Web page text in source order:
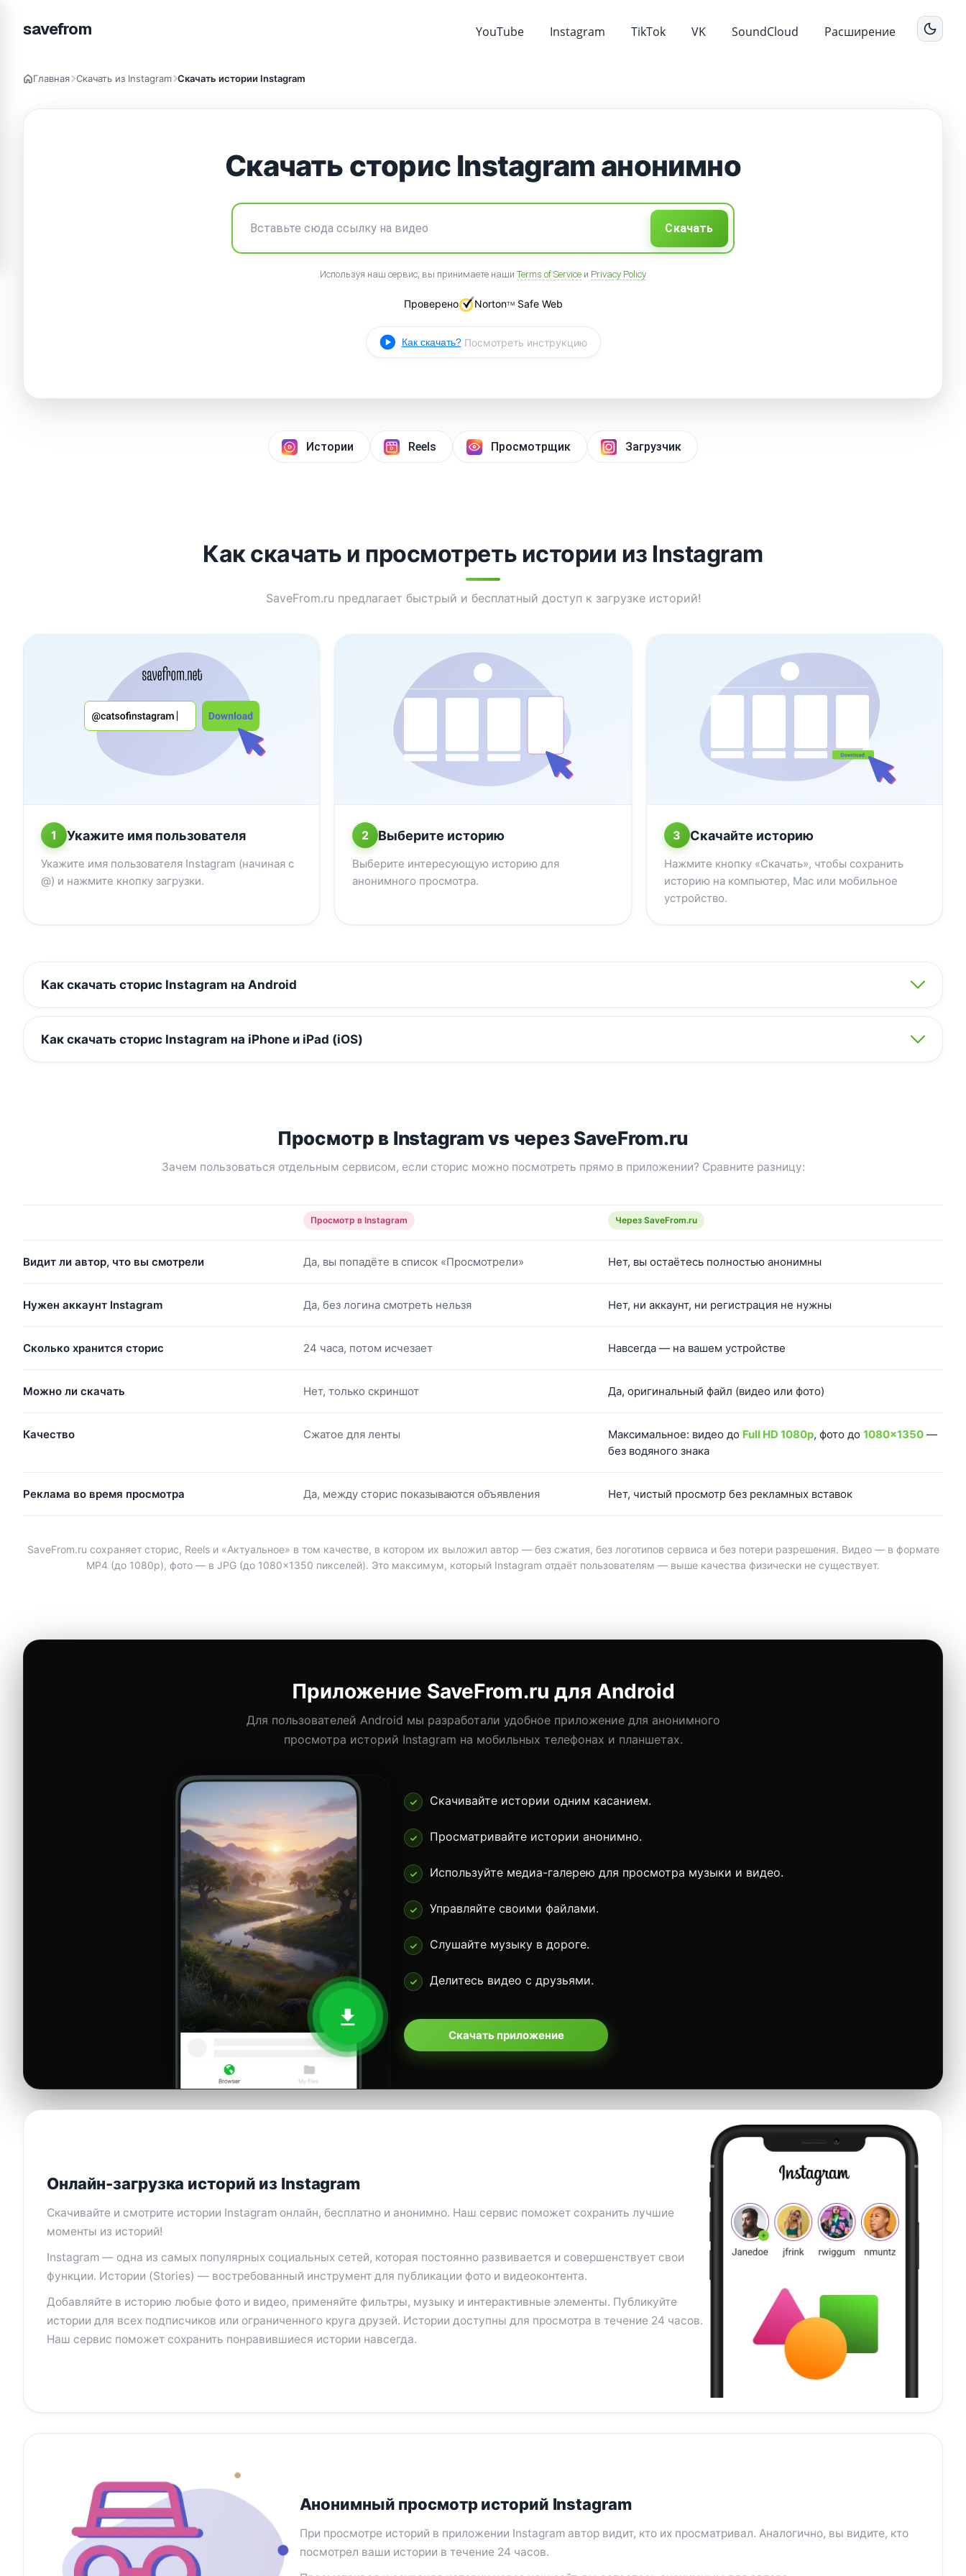
savefrom YouTube Instagram TikTok VK SoundCloud Расширение
Главная Скачать из Instagram Скачать истории Instagram
Скачать сторис Instagram анонимно
Скачать
Используя наш сервис, вы принимаете наши Terms of Service и Privacy Policy
Проверено NortonTMSafe Web
Как скачать? Посмотреть инструкцию
Истории Reels Просмотрщик Загрузчик
Как скачать и просмотреть истории из Instagram
SaveFrom.ru предлагает быстрый и бесплатный доступ к загрузке историй!
1 Укажите имя пользователя
Укажите имя пользователя Instagram (начиная с
@) и нажмите кнопку загрузки.
2 Выберите историю
Выберите интересующую историю для
анонимного просмотра.
3 Скачайте историю
Нажмите кнопку «Скачать», чтобы сохранить
историю на компьютер, Mac или мобильное
устройство.
Как скачать сторис Instagram на Android
Как скачать сторис Instagram на iPhone и iPad (iOS)
Просмотр в Instagram vs через SaveFrom.ru
Зачем пользоваться отдельным сервисом, если сторис можно посмотреть прямо в приложении? Сравните разницу:
Просмотр в Instagram Через SaveFrom.ru
Видит ли автор, что вы смотрели Да, вы попадёте в список «Просмотрели» Нет, вы остаётесь полностью анонимны
Нужен аккаунт Instagram Да, без логина смотреть нельзя Нет, ни аккаунт, ни регистрация не нужны
Сколько хранится сторис 24 часа, потом исчезает Навсегда — на вашем устройстве
Можно ли скачать Нет, только скриншот Да, оригинальный файл (видео или фото)
Качество Сжатое для ленты Максимальное: видео до Full HD 1080p, фото до 1080×1350—
без водяного знака
Реклама во время просмотра Да, между сторис показываются объявления Нет, чистый просмотр без рекламных вставок
SaveFrom.ru сохраняет сторис, Reels и «Актуальное» в том качестве, в котором их выложил автор — без сжатия, без логотипов сервиса и без потери разрешения. Видео — в формате
MP4 (до 1080p), фото — в JPG (до 1080×1350 пикселей). Это максимум, который Instagram отдаёт пользователям — выше качества физически не существует.
Приложение SaveFrom.ru для Android
Для пользователей Android мы разработали удобное приложение для анонимного
просмотра историй Instagram на мобильных телефонах и планшетах.
Скачивайте истории одним касанием.
Просматривайте истории анонимно.
Используйте медиа-галерею для просмотра музыки и видео.
Управляйте своими файлами.
Слушайте музыку в дороге.
Делитесь видео с друзьями.
Скачать приложение
Онлайн-загрузка историй из Instagram
Скачивайте и смотрите истории Instagram онлайн, бесплатно и анонимно. Наш сервис поможет сохранить лучшие
моменты из историй!
Instagram — одна из самых популярных социальных сетей, которая постоянно развивается и совершенствует свои
функции. Истории (Stories) — востребованный инструмент для публикации фото и видеоконтента.
Добавляйте в историю любые фото и видео, применяйте фильтры, музыку и интерактивные элементы. Публикуйте
истории для всех подписчиков или ограниченного круга друзей. Истории доступны для просмотра в течение 24 часов.
Наш сервис поможет сохранить понравившиеся истории навсегда.
Анонимный просмотр историй Instagram
При просмотре историй в приложении Instagram автор видит, кто их просматривал. Аналогично, вы видите, кто
посмотрел ваши истории в течение 24 часов.